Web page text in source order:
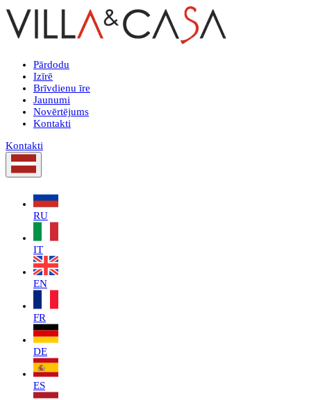
Pārdodu
Izīrē
Brīvdienu īre
Jaunumi
Novērtējums
Kontakti
Kontakti
RU
IT
EN
FR
DE
ES